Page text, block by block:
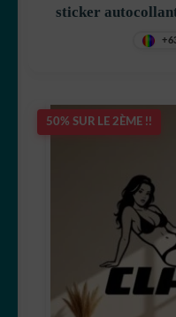
sticker
50% SUR LE 2ÈME !!